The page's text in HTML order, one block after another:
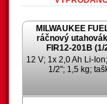
MILWAUKEE
ráčnový
FIR12-201B (1/
12 V; 1x 2,0 Ah Li-
1/2"; 1,5 kg;